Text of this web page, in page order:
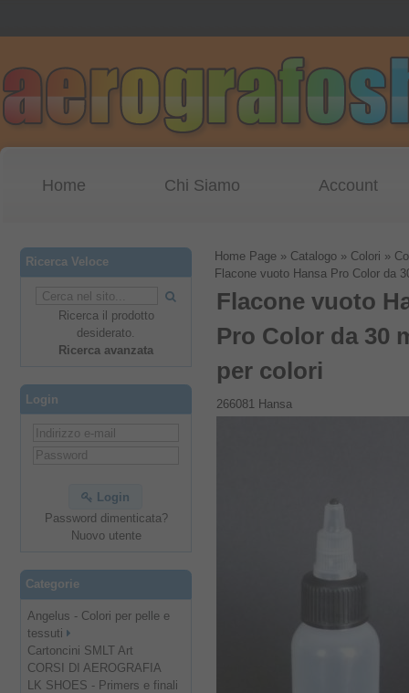
Home Chi Siamo Account
Ricerca Veloce
Ricerca il prodotto
desiderato.
Ricerca avanzata
Login
Login
Password dimenticata?
Nuovo utente
Categorie
Angelus - Colori per pelle e
tessuti
Cartoncini SMLT Art
CORSI DI AEROGRAFIA
LK SHOES - Primers e finali
Home Page» Catalogo» Colori »
Flacone vuoto Hansa Pro Color da
Flacone vuoto
Pro Color da 30
per colori
266081 Hansa